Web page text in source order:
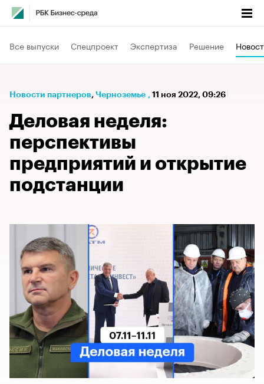
Все выпуски Спецпроект Экспертиза Решение
Новости партнеров⁠, Черноземье , 11 ноя 2022, 09:26
Деловая неделя:
перспективы
предприятий и открытие
подстанции